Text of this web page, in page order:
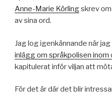
Anne-Marie Körlingskrev
av sina ord.
Jag log igenkännande när
inlägg om språkpolisen inom
kapitulerat inför viljan att
För det är där det blir